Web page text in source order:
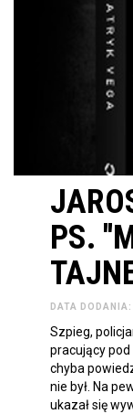
PS.
DATA
Szpieg,
pracujący
chyba
nie był. Na
ukazał się